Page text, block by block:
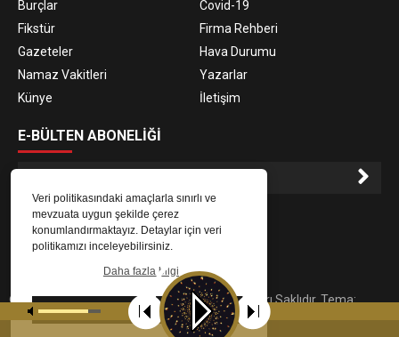
Veri politikasındaki amaçlarla sınırlı ve
mevzuata uygun şekilde çerez
konumlandırmaktayız. Detaylar için veri
politikamızı inceleyebilirsiniz.
Daha fazla bilgi
Tamam
Burçlar
Covid-19
Fikstür
Firma Rehberi
Gazeteler
Hava Durumu
Namaz Vakitleri
Yazarlar
Künye
İletişim
E-BÜLTEN ABONELİĞİ
E-Bülten aboneliği ile haberlere daha hızlı erişin.
© 2023Gaziantep Radyo Zeugma. Tüm Hakları Saklıdır. Tema:
tarafından uyarlanmıştır.